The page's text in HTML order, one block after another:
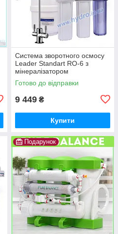
Система зворотного осмосу
Leader Standart RO-6 з
мінералізатором
Готово до відправки
9 449 ₴
Купити
Подарунок